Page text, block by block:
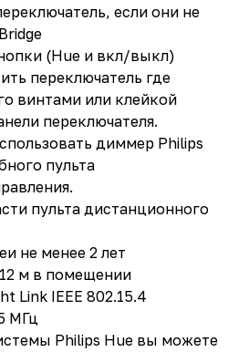
если они не
(Hue и вкл/выкл)
переключатель где
винтами или клейкой
переключателя.
диммер Philips
пульта
пульта дистанционного
не менее 2 лет
м в помещении
Link IEEE 802.15.4
МГц
Philips Hue вы можете